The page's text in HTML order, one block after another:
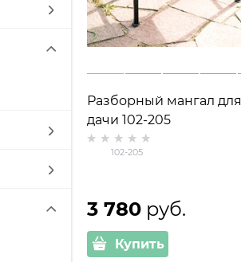
Разборный мангал для
дачи 102-205
102-205
3 780 руб.
Купить